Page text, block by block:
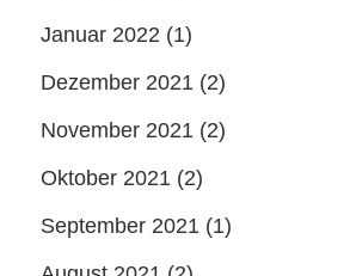
Januar 2022 (1)
Dezember 2021 (2)
November 2021 (2)
Oktober 2021 (2)
September 2021 (1)